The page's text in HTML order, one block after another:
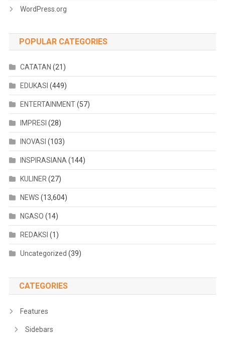
WordPress.org
POPULAR CATEGORIES
CATATAN (21)
EDUKASI (449)
ENTERTAINMENT(57)
IMPRESI (28)
INOVASI (103)
INSPIRASIANA (144)
KULINER (27)
NEWS (13,604)
NGASO (14)
REDAKSI (1)
Uncategorized (39)
CATEGORIES
Features
Sidebars